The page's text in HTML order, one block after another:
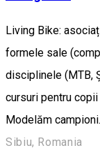
Living Bike:
formele sale
disciplinele (MTB,
cursuri pentru copii
Modelăm
Sibiu, Romania